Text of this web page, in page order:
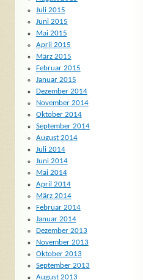
Juli 2015
Juni 2015
Mai 2015
April 2015
März 2015
Februar 2015
Januar 2015
Dezember 2014
November 2014
Oktober 2014
September 2014
August 2014
Juli 2014
Juni 2014
Mai 2014
April 2014
März 2014
Februar 2014
Januar 2014
Dezember 2013
November 2013
Oktober 2013
September 2013
August 2013